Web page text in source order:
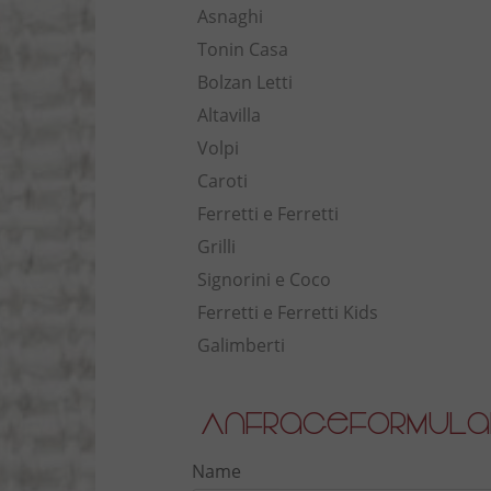
Asnaghi
Tonin Casa
Bolzan Letti
Altavilla
Volpi
Caroti
Ferretti e Ferretti
Grilli
Signorini e Coco
Ferretti e Ferretti Kids
Galimberti
Name